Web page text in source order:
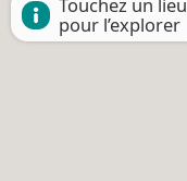
pour l’explorer